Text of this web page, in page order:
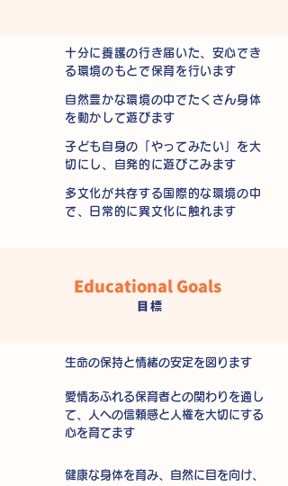
十分に養護の行き届いた、安心でき
る環境のもとで保育を行います
自然豊かな環境の中でたくさん身体
を動かして遊びます
子ども自身の「やってみたい」を大
切にし、自発的に遊びこみます
多文化が共存する国際的な環境の中
で、日常的に異文化に触れます
Educational Goals
目標
生命の保持と情緒の安定を図ります
愛情あふれる保育者との関わりを通し
て、人への信頼感と人権を大切にする
心を育てます
健康な身体を育み、自然に目を向け、